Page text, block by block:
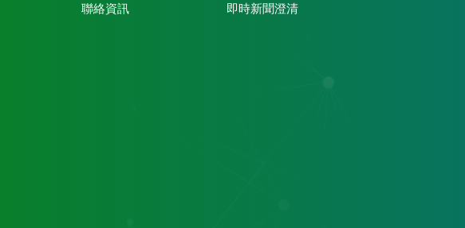
聯絡資訊 即時新聞澄清